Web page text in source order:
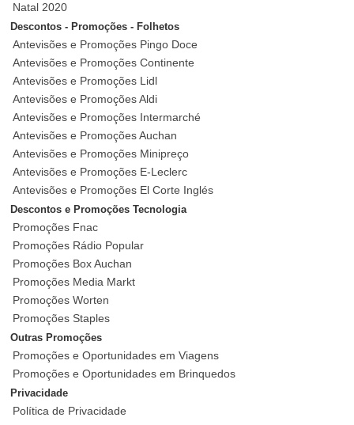
Natal 2020
Descontos - Promoções - Folhetos
Antevisões e Promoções Pingo Doce
Antevisões e Promoções Continente
Antevisões e Promoções Lidl
Antevisões e Promoções Aldi
Antevisões e Promoções Intermarché
Antevisões e Promoções Auchan
Antevisões e Promoções Minipreço
Antevisões e Promoções E-Leclerc
Antevisões e Promoções El Corte Inglés
Descontos e Promoções Tecnologia
Promoções Fnac
Promoções Rádio Popular
Promoções Box Auchan
Promoções Media Markt
Promoções Worten
Promoções Staples
Outras Promoções
Promoções e Oportunidades em Viagens
Promoções e Oportunidades em Brinquedos
Privacidade
Política de Privacidade